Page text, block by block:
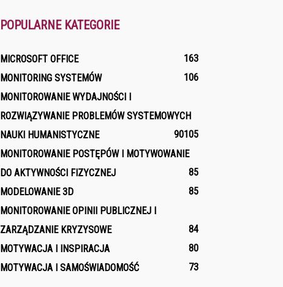
POPULARNE KATEGORIE
MICROSOFT OFFICE
163
MONITORING SYSTEMÓW
106
MONITOROWANIE WYDAJNOŚCI I
ROZWIĄZYWANIE PROBLEMÓW SYSTEMOWYCH
105
NAUKI HUMANISTYCZNE
90
MONITOROWANIE POSTĘPÓW I MOTYWOWANIE
DO AKTYWNOŚCI FIZYCZNEJ
85
MODELOWANIE 3D
85
MONITOROWANIE OPINII PUBLICZNEJ I
ZARZĄDZANIE KRYZYSOWE
84
MOTYWACJA I INSPIRACJA
80
MOTYWACJA I SAMOŚWIADOMOŚĆ
73